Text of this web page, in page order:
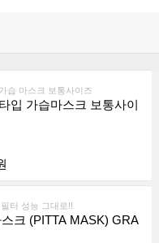
습 마스크 보통사이즈
입 가습마스크 보통사이
터 성능 그대로!!
크 (PITTA MASK) GRA